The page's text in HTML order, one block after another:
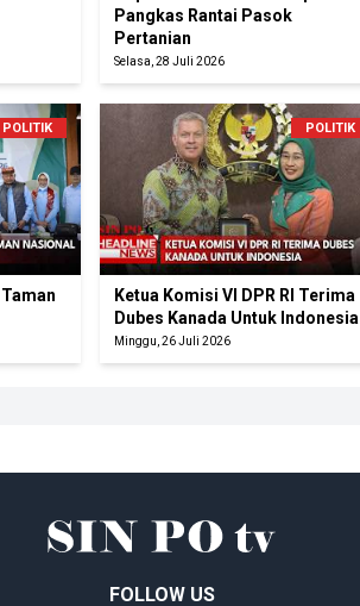
Pangkas Rantai Pasok
Pertanian
Selasa, 28 Juli 2026
POLITIK POLITIK
Ketua Komisi VI DPR RI Terima
Dubes Kanada Untuk Indonesia
Minggu, 26 Juli 2026
FOLLOW US